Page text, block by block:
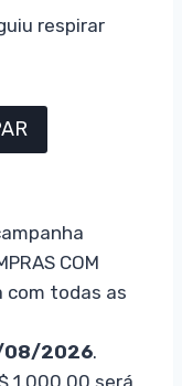
respirar
COM
com todas as
08/2026.
1.000,00 será